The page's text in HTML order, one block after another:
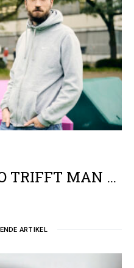
TRIFFT MAN …
ARTIKEL